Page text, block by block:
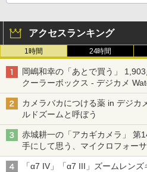
アクセスランキング
1時間 24時間
岡嶋和幸の「あとで買う」
クーラーボックス - デジカメ
カメラバカにつける薬 in デジカ
ルドズームと呼ぼう
赤城耕一の「アカギカメラ」 第
手にして思う、マイクロフォー
「α7 IV」「α7 III」ズームレン